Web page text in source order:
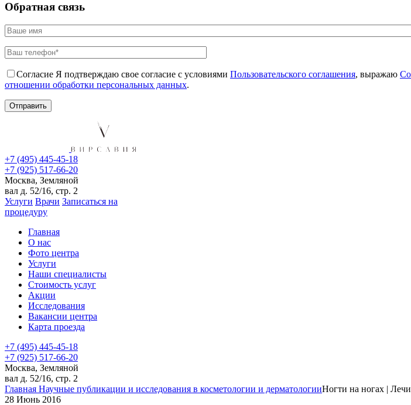
Обратная связь
Согласие Я подтверждаю свое согласие с условиями Пользовательского соглашения, выражаю
отношении обработки персональных данных.
+7 (495) 445-45-18
+7 (925) 517-66-20
Москва, Земляной
вал д. 52/16, стр. 2
Услуги Врачи Записаться на
процедуру
Главная
О нас
Фото центра
Услуги
Наши специалисты
Стоимость услуг
Акции
Исследования
Вакансии центра
Карта проезда
+7 (495) 445-45-18
+7 (925) 517-66-20
Москва, Земляной
вал д. 52/16, стр. 2
Главная Научные публикации и исследования в косметологии и дерматологииНогти на ногах |
28 Июнь 2016